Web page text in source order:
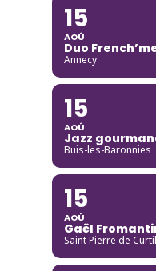
15
AOÛ
Duo
Annecy
15
AOÛ
Jazz
Buis-les-Baronnies
15
AOÛ
Gaël
Saint Pierre de